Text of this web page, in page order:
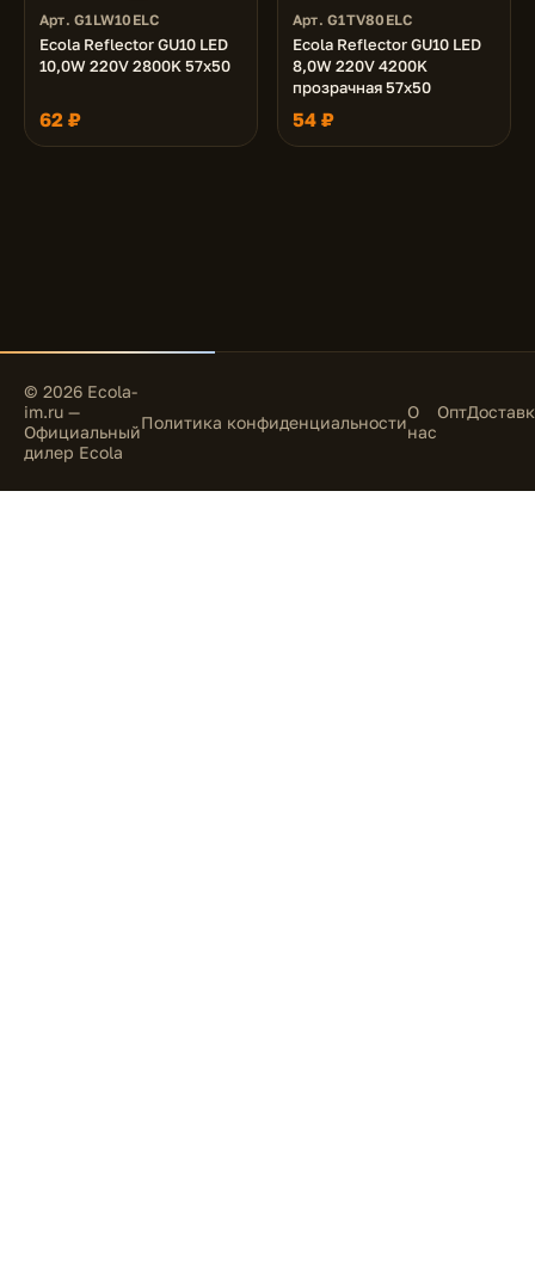
Арт. G1LW10ELC
Ecola Reflector GU10 LED
10,0W 220V 2800K 57x50
62 ₽
Арт. G1TV80ELC
Ecola Reflector GU10 LED
8,0W 220V 4200K
прозрачная 57x50
54 ₽
© 2026 Ecola-
im.ru —
Официальный
дилер Ecola
Политика конфиденциальностиО
нас
Опт